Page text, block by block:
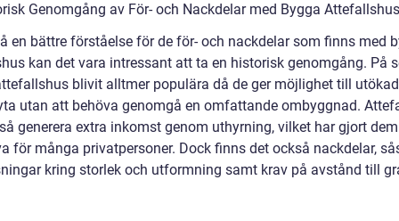
Genomgång av För- och Nackdelar med Bygga Attefallshus
en bättre förståelse för de för- och nackdelar som finns med
kan det vara intressant att ta en historisk genomgång. På
blivit alltmer populära då de ger möjlighet till utökad
utan att behöva genomgå en omfattande ombyggnad.
generera extra inkomst genom uthyrning, vilket har gjort dem
för många privatpersoner. Dock finns det också nackdelar,
kring storlek och utformning samt krav på avstånd till